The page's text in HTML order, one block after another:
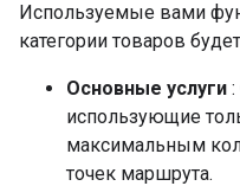
Используемые вами
категории товаров
Основные услуги
использующие
максимальным
точек маршрута.